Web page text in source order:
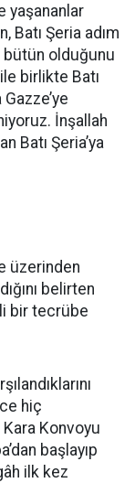
yaşananlar
Batı Şeria adım
bütün olduğunu
birlikte Batı
Gazze’ye
İnşallah
Batı Şeria’ya
üzerinden
belirten
bir tecrübe
hiç
Konvoyu
başlayıp
ilk kez